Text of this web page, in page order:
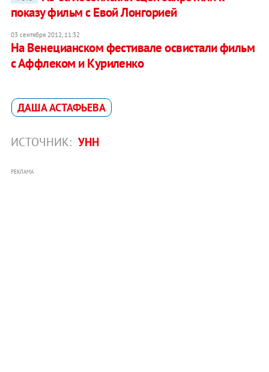
показу фильм с Евой Лонгорией
03 сентября 2012, 11:32
На Венецианском фестивале освистали фильм
с Аффлеком и Куриленко
ДАША АСТАФЬЕВА
ИСТОЧНИК: УНН
РЕКЛАМА